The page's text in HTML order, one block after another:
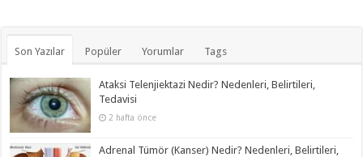
Son Yazılar Popüler Yorumlar Tags
Ataksi Telenjiektazi Nedir? Nedenleri, Belirtileri,
Tedavisi
2 hafta önce
Adrenal Tümör (Kanser) Nedir? Nedenleri, Belirtileri,